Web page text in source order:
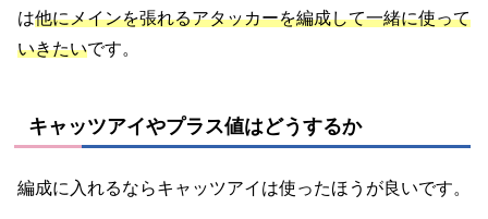
は他にメインを張れるアタッカーを編成して一緒に使って
いきたいです。
キャッツアイやプラス値はどうするか
編成に入れるならキャッツアイは使ったほうが良いです。